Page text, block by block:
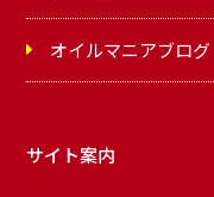
オイルマニアブログ
サイト案内